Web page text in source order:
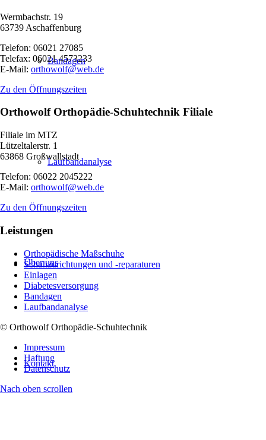
Bandagen
Laufbandanalyse
Über uns
Kontakt
Wermbachstr. 19
63739 Aschaffenburg
Telefon: 06021 27085
Telefax: 06021 4573233
E-Mail: orthowolf@web.de
Zu den Öffnungszeiten
Orthowolf Orthopädie-Schuhtechnik Filiale
Filiale im MTZ
Lützeltalerstr. 1
63868 Großwallstadt
Telefon: 06022 2045222
E-Mail: orthowolf@web.de
Zu den Öffnungszeiten
Leistungen
Orthopädische Maßschuhe
Schuhzurichtungen und -reparaturen
Einlagen
Diabetesversorgung
Bandagen
Laufbandanalyse
© Orthowolf Orthopädie-Schuhtechnik
Impressum
Haftung
Datenschutz
Nach oben scrollen